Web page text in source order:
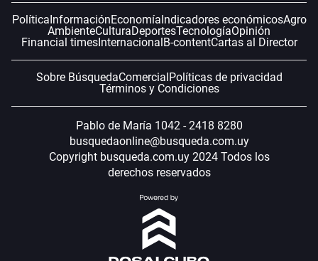
Política InformaciónEconomía Indicadores económicosAgro
AmbienteCulturaDeportesTecnologíaOpinión
Financial timesInternacional B-contentCartas al Director
Sobre BúsquedaComercial Políticas de privacidad
Términos y Condiciones
Pablo de María 1042 - 2418 8280
busquedaonline@busqueda.com.uy
Copyright busqueda.com.uy 2024 Todos los
derechos reservados